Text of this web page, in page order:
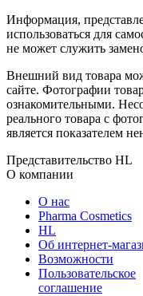
Информация,
использоваться для
не может служить
Внешний вид товара
сайте. Фотографии
ознакомительными.
реального товара с
является показателем
Представительство HL
О компании
О нас
Pharma Cosmetics
HL
Об интернет-
Возможности
Пользовательское
соглашение